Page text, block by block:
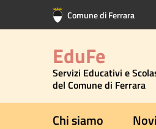
Vai al contenuto principale
Vai al footer Comune di Ferrara
EduFe
Servizi Educativi e
del Comune di Ferrara
Chi siamo